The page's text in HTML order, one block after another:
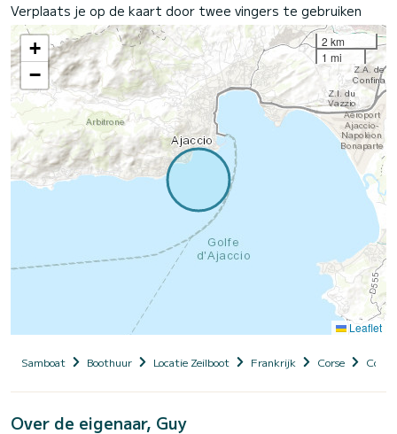
Verplaats je op de kaart door twee vingers te gebruiken
+
−
2 km
1 mi
Leaflet
Samboat Boothuur Locatie Zeilboot Frankrijk Corse
Over de eigenaar, Guy